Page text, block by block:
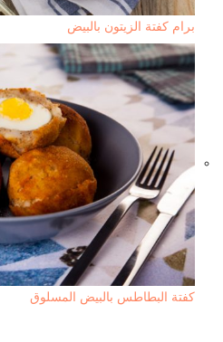
برام كفتة الزيتون بالبيض
كفتة البطاطس بالبيض المسلوق